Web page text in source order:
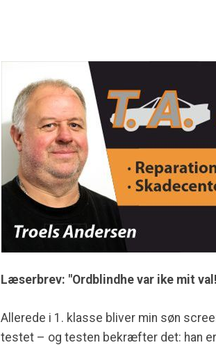
Læserbrev: "Ordblindhe var ike mit
Allerede i 1. klasse bliver min søn
testet – og testen bekræfter det: han er